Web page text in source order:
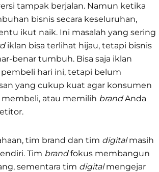
tampak berjalan. Namun ketika
bisnis secara keseluruhan,
ikut naik. Ini masalah yang sering
iklan bisa terlihat hijau, tetapi bisnis
benar tumbuh. Bisa saja iklan
hari ini, tetapi belum
yang cukup kuat agar konsumen
membeli, atau memilih brandAnda
tim brand dan tim digitalmasih
Tim brandfokus membangun
sementara tim digitalmengejar